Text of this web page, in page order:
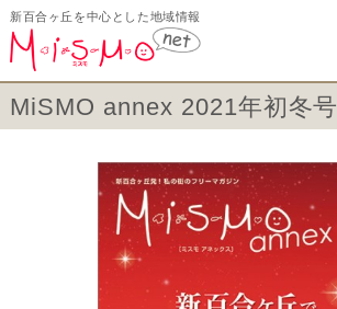
新百合ヶ丘を中心とした地域情報
MiSMO annex 2021年初冬号